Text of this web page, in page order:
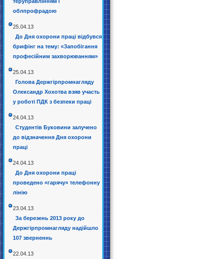
облпрофрадою
25.04.13
До Дня охорони праці відбувся
брифінг на тему: «Запобігання
професійним захворюванням»
25.04.13
Голова Держгірпромнагляду
Олександр Хохотва взяв участь
у роботі ПДК з безпеки праці
24.04.13
Студентів Буковини залучено
до відзначення Дня охорони
праці
24.04.13
До Дня охорони праці
проведено «гарячу» телефонну
лінію
23.04.13
За березень 2013 року до
Держгірпромнагляду надійшло
107 зверненнь
22.04.13